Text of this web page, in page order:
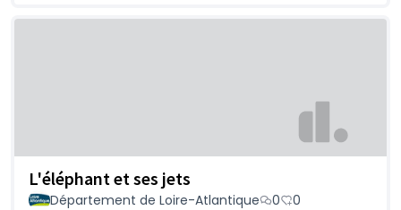
L'éléphant et ses jets
Département de Loire-Atlantique 0 0